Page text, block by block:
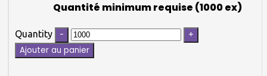
Quantité minimum requise (1000 ex)
Quantity
Ajouter au panier